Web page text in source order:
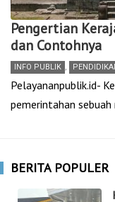
Pengertian
dan Contohnya
INFO PUBLIK ,
Pelayananpublik.id-
pemerintahan
BERITA POPULER